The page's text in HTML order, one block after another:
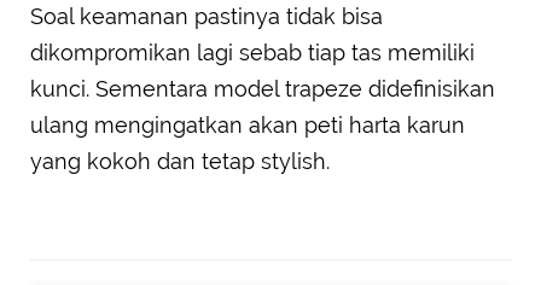
Soal keamanan pastinya tidak bisa
dikompromikan lagi sebab tiap tas memiliki
kunci. Sementara model trapeze didefinisikan
ulang mengingatkan akan peti harta karun
yang kokoh dan tetap stylish.